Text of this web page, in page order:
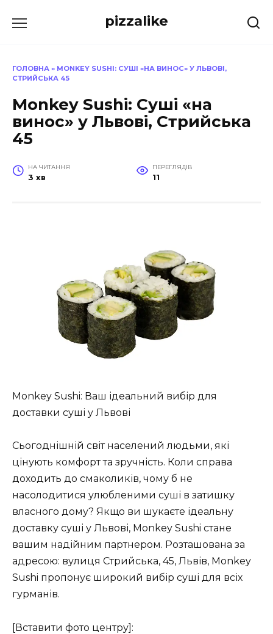
до
pizzalike
ГОЛОВНА » MONKEY SUSHI: СУШІ «НА ВИНОС» У ЛЬВОВІ,
СТРИЙСЬКА 45
Monkey Sushi: Суші «на
винос» у Львові, Стрийська
45
НА ЧИТАННЯ
3 хв
ПЕРЕГЛЯДІВ
11
Monkey Sushi: Ваш ідеальний вибір для
доставки суші у Львові
Сьогоднішній світ населений людьми, які
цінують комфорт та зручність. Коли справа
доходить до смаколиків, чому б не
насолодитися улюбленими суші в затишку
власного дому? Якщо ви шукаєте ідеальну
доставку суші у Львові, Monkey Sushi стане
вашим надійним партнером. Розташована за
адресою: вулиця Стрийська, 45, Львів, Monkey
Sushi пропонує широкий вибір суші для всіх
гурманів.
[Вставити фото центру]: